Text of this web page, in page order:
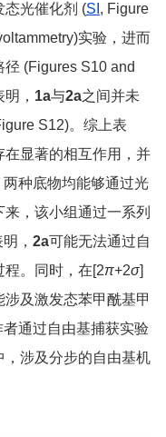
态光催化剂 (SI , Figure
实验，进而
(Figures S10 and
， 1a与2a之间并未
S12)。综上表
显著的相互作用，并
两种底物均能够通过光
，该小组通过一系列
， 2a可能无法通过自
程。同时，在[2π+2σ]
及激发态苯甲酰基甲
通过自由基捕获实验
涉及分步的自由基机